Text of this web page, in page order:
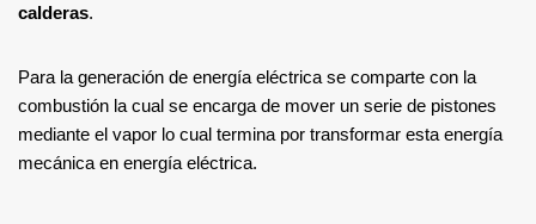
calderas.
Para la generación de energía eléctrica se comparte con la
combustión la cual se encarga de mover un serie de pistones
mediante el vapor lo cual termina por transformar esta energía
mecánica en energía eléctrica.